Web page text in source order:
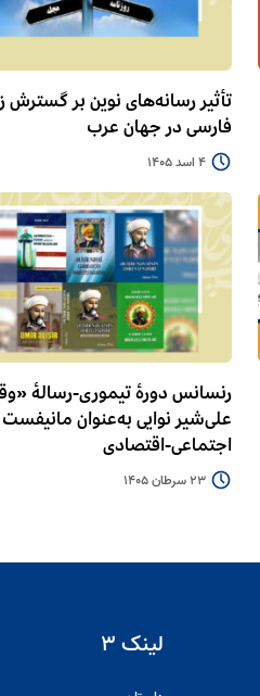
تأثیر رسانه‌های نوین بر گسترش
فارسی در جهان عرب
4 اسد 1405
رنسانس دورۀ تیموری-رسالۀ
علی‌شیر نوایی به‌عنوان مانیفست
اجتماعی-اقتصادی
23 سرطان 1405
لینک ۳